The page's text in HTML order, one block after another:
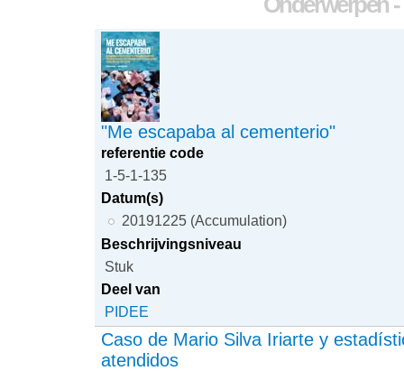
"Me escapaba al cementerio"
referentie code
1-5-1-135
Datum(s)
20191225 (Accumulation)
Beschrijvingsniveau
Stuk
Deel van
PIDEE
Caso de Mario Silva Iriarte y
atendidos